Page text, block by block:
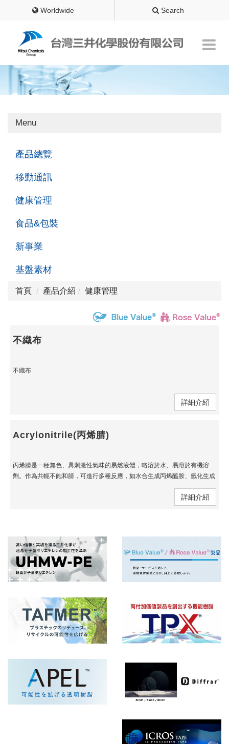
Worldwide Search
Menu
產品總覽
移動通訊
健康管理
食品&包裝
新事業
基盤素材
首頁 產品介紹 健康管理
不織布
不織布
詳細介紹
Acrylonitrile(丙烯腈)
丙烯腈是一種無色、具刺激性氣味的易燃液體，略溶於水、易溶於有機溶
劑。作為共軛不飽和腈，可進行多種反應，如水合生成丙烯醯胺、氫化生成
詳細介紹